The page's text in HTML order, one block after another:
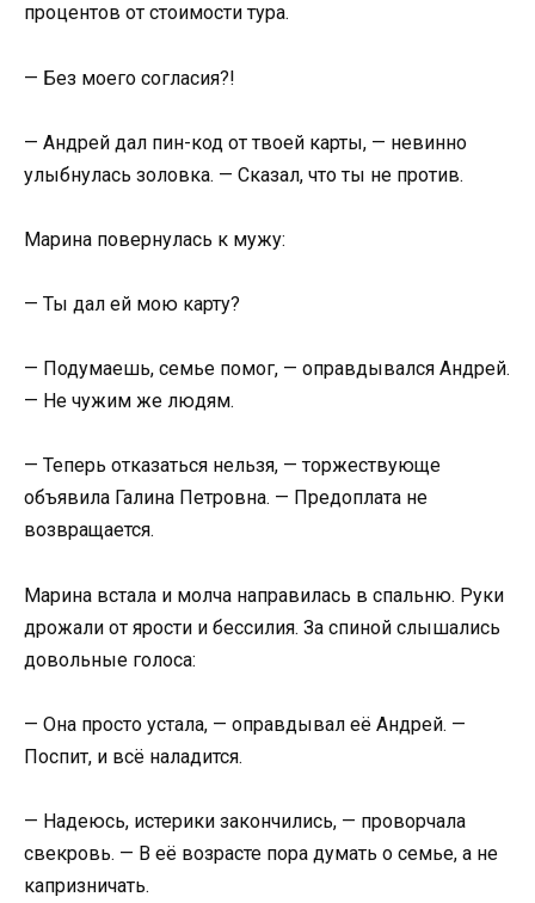
процентов от стоимости тура.
— Без моего согласия?!
— Андрей дал пин-код от твоей карты, — невинно
улыбнулась золовка. — Сказал, что ты не против.
Марина повернулась к мужу:
— Ты дал ей мою карту?
— Подумаешь, семье помог, — оправдывался Андрей.
— Не чужим же людям.
— Теперь отказаться нельзя, — торжествующе
объявила Галина Петровна. — Предоплата не
возвращается.
Марина встала и молча направилась в спальню. Руки
дрожали от ярости и бессилия. За спиной слышались
довольные голоса:
— Она просто устала, — оправдывал её Андрей. —
Поспит, и всё наладится.
— Надеюсь, истерики закончились, — проворчала
свекровь. — В её возрасте пора думать о семье, а не
капризничать.